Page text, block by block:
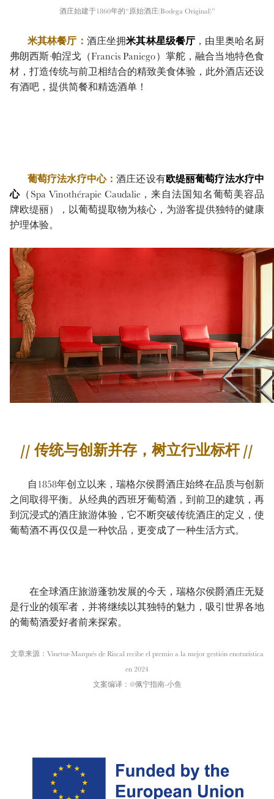
酒庄始建于1860年的“原始酒庄(Bodega Original)”
米其林餐厅： 酒庄坐拥米其林星级餐厅 ，由里奥哈名厨
弗朗西斯·帕涅戈（Francis Paniego）掌舵，融合当地特色食
材，打造传统与前卫相结合的精致美食体验，此外酒店还设
有酒吧，提供简餐和精选酒单！
葡萄疗法水疗中心：酒庄还设有欧缇丽葡萄疗法水疗中
心（Spa Vinothérapie Caudalie，来自法国知名葡萄美容品
牌欧缇丽），以葡萄提取物为核心，为游客提供独特的健康
护理体验。
// 传统与创新并存，树立行业标杆 //
自1858年创立以来，瑞格尔侯爵酒庄始终在品质与创新
之间取得平衡。从经典的西班牙葡萄酒，到前卫的建筑，再
到沉浸式的酒庄旅游体验，它不断突破传统酒庄的定义，使
葡萄酒不再仅仅是一种饮品，更变成了一种生活方式。
在全球酒庄旅游蓬勃发展的今天，瑞格尔侯爵酒庄无疑
是行业的领军者，并将继续以其独特的魅力，吸引世界各地
的葡萄酒爱好者前来探索。
文章来源：Vinetur-Marqués de Riscal recibe el premio a la mejor gestión enoturística
en 2024
文案编译：@佩宁指南-小鱼